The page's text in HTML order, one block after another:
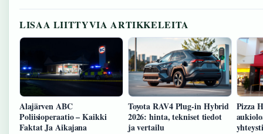
LISAA LIITTYVIA ARTIKKELEITA
Alajärven ABC
Poliisioperaatio – Kaikki
Faktat Ja Aikajana
Toyota RAV4 Plug-in Hybrid
2026: hinta, tekniset tiedot
ja vertailu
Pizza